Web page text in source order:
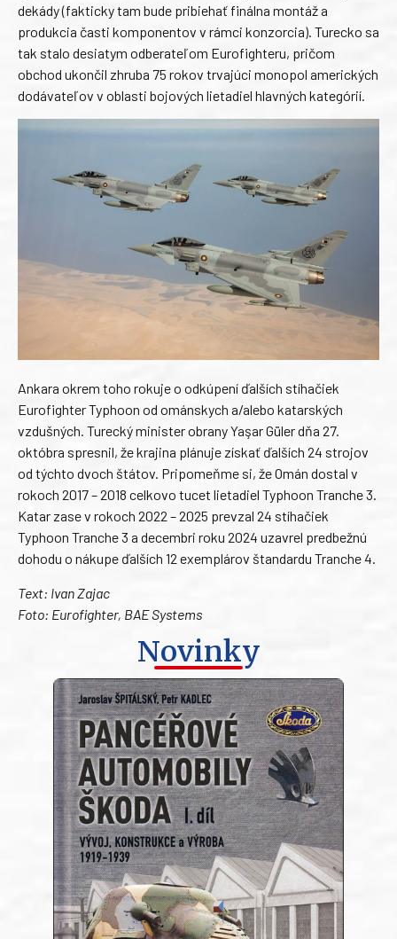
dekády (fakticky tam bude pribiehať finálna montáž a
produkcia časti komponentov v rámci konzorcia). Turecko sa
tak stalo desiatym odberateľom Eurofighteru, pričom
obchod ukončil zhruba 75 rokov trvajúci monopol amerických
dodávateľov v oblasti bojových lietadiel hlavných kategórií.
Ankara okrem toho rokuje o odkúpení ďalších stíhačiek
Eurofighter Typhoon od ománskych a/alebo katarských
vzdušných. Turecký minister obrany Yaşar Güler dňa 27.
októbra spresnil, že krajina plánuje získať ďalších 24 strojov
od týchto dvoch štátov. Pripomeňme si, že Omán dostal v
rokoch 2017 – 2018 celkovo tucet lietadiel Typhoon Tranche 3.
Katar zase v rokoch 2022 – 2025 prevzal 24 stíhačiek
Typhoon Tranche 3 a decembri roku 2024 uzavrel predbežnú
dohodu o nákupe ďalších 12 exemplárov štandardu Tranche 4.
Text: Ivan Zajac
Foto: Eurofighter, BAE Systems
Novinky